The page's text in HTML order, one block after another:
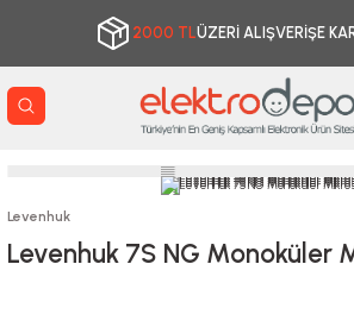
2000 TLÜZERİ ALIŞVERİŞE
Levenhuk
Levenhuk 7S NG Monoküler